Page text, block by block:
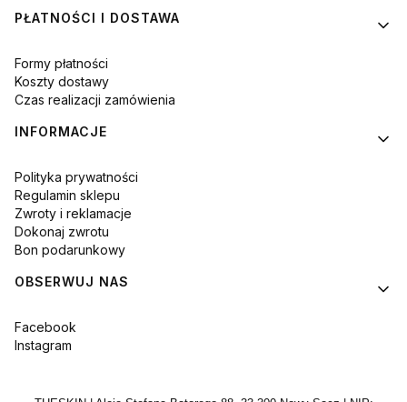
PŁATNOŚCI I DOSTAWA
Formy płatności
Koszty dostawy
Czas realizacji zamówienia
INFORMACJE
Polityka prywatności
Regulamin sklepu
Zwroty i reklamacje
Dokonaj zwrotu
Bon podarunkowy
OBSERWUJ NAS
Facebook
Instagram